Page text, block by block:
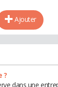
Ajouter
?
dans une